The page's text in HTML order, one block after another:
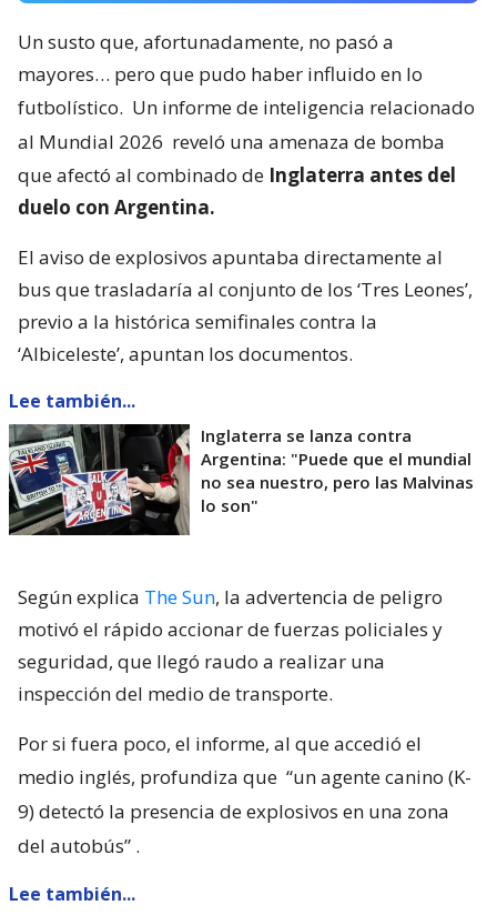
Un susto que, afortunadamente, no pasó a
mayores… pero que pudo haber influido en lo
futbolístico. Un informe de inteligencia relacionado
al Mundial 2026 reveló una amenaza de bomba
que afectó al combinado de Inglaterra antes del
duelo con Argentina.
El aviso de explosivos apuntaba directamente al
bus que trasladaría al conjunto de los ‘Tres Leones’,
previo a la histórica semifinales contra la
‘Albiceleste’, apuntan los documentos.
Lee también...
Inglaterra se lanza contra
Argentina: "Puede que el mundial
no sea nuestro, pero las Malvinas
lo son"
Según explica The Sun, la advertencia de peligro
motivó el rápido accionar de fuerzas policiales y
seguridad, que llegó raudo a realizar una
inspección del medio de transporte.
Por si fuera poco, el informe, al que accedió el
medio inglés, profundiza que “un agente canino (K-
9) detectó la presencia de explosivos en una zona
del autobús” .
Lee también...